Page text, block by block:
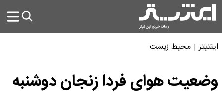
اینتیتر محیط زیست
وضعیت هوای فردا زنجان دوشنبه